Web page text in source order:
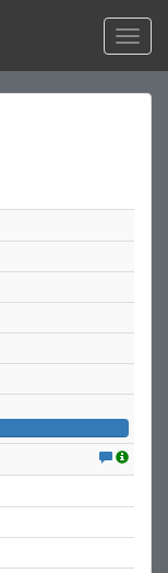
Toggle